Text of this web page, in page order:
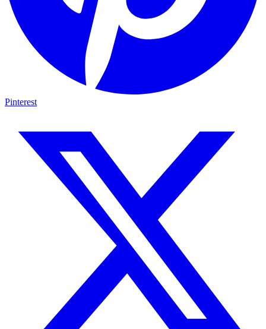
Pinterest